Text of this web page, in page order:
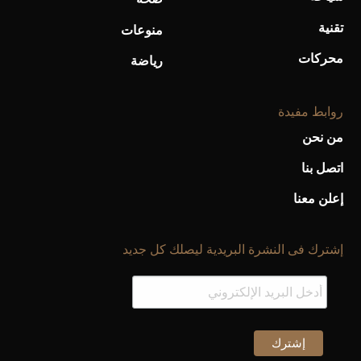
تقنية
محركات
منوعات
رياضة
روابط مفيدة
من نحن
اتصل بنا
إعلن معنا
إشترك فى النشرة البريدية ليصلك كل جديد